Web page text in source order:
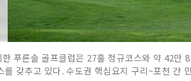
푸른솔 골프클럽은 27홀 정규코스와 약 42
를 갖추고 있다. 수도권 핵심요지 구리~포천 간